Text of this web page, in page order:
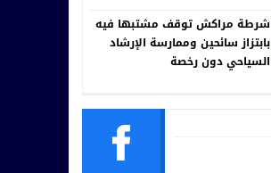
شرطة مراكش توقف مشتبها فيه
بابتزاز سائحين وممارسة الإرشاد
السياحي دون رخصة